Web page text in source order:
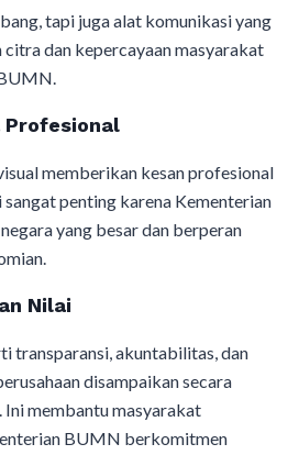
tapi juga alat komunikasi yang
dan kepercayaan masyarakat
Profesional
memberikan kesan profesional
penting karena Kementerian
yang besar dan berperan
Nilai
transparansi, akuntabilitas, dan
disampaikan secara
membantu masyarakat
BUMN berkomitmen